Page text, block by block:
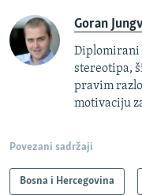
Goran
Diplomirani
stereotipa,
pravim
motivaciju
Povezani sadržaji
Bosna i Hercegovina